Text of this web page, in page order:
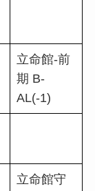
立命館-前
期 B-
AL(-1)
立命館守